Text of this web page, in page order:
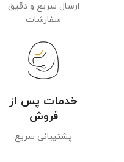
ارسال سریع و دقیق
سفارشات
خدمات پس از
فروش
پشتیبانی سریع